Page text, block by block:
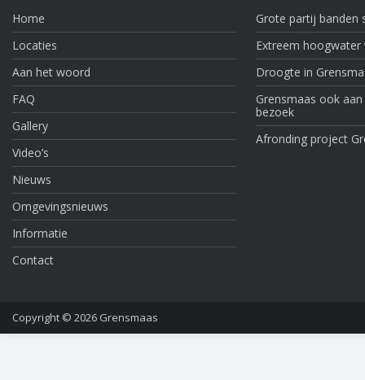
Home
Locaties
Aan het woord
FAQ
Gallery
Video’s
Nieuws
Omgevingsnieuws
Informatie
Contact
Grote partij banden
Extreem
Droogte in
Grensmaas ook
bezoek
Afronding project
Copyright © 2026 Grensmaas